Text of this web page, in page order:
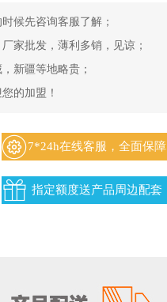
候先咨询客服了解；
家批发，薄利多销，见谅；
新疆等地略贵；
的加盟！
7*24h在线客服，全面保障
指定额度送产品周边配套